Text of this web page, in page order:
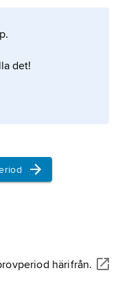
det!
härifrån.